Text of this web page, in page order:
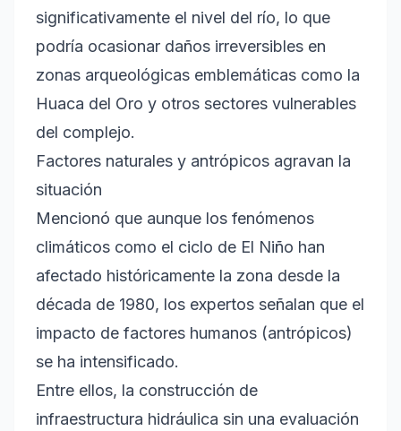
significativamente el nivel del río, lo que
podría ocasionar daños irreversibles en
zonas arqueológicas emblemáticas como la
Huaca del Oro y otros sectores vulnerables
del complejo.
Factores naturales y antrópicos agravan la
situación
Mencionó que aunque los fenómenos
climáticos como el ciclo de El Niño han
afectado históricamente la zona desde la
década de 1980, los expertos señalan que el
impacto de factores humanos (antrópicos)
se ha intensificado.
Entre ellos, la construcción de
infraestructura hidráulica sin una evaluación